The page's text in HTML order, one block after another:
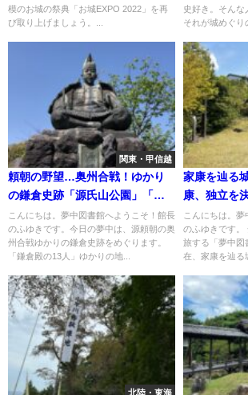
模のお城の祭典「お城EXPO 2022」を再
び取り上げましょう。...
史好き。そんな
それが城めぐり
関東・甲信越
頼朝の野望…奥州合戦！ゆかり
の鎌倉史跡「源氏山公園」「永
福寺跡」
こんにちは。夢中図書館へようこそ！館長
のふゆきです。今日の夢中は、源頼朝の奥
州合戦ゆかりの鎌倉史跡をめぐります。
「鎌倉殿の13人」ゆかりの地...
家康を辿る
康、独立を
保城"を攻撃
こんにちは。
のふゆきです。
旅する「夢中図
在、家康を辿る
北陸・東海